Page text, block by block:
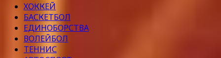
ХОККЕЙ
БАСКЕТБОЛ
ЕДИНОБОРСТВА
ВОЛЕЙБОЛ
ТЕННИС